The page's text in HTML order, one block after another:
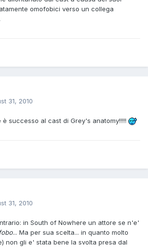
omofobici verso un collega
31, 2010
successo al cast di Grey's anatomy!!!!!
31, 2010
in South of Nowhere un attore se n'e'
... Ma per sua scelta... in quanto molto
non gli e' stata bene la svolta presa dal